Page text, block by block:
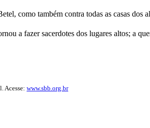
como também contra todas as casas dos
a fazer sacerdotes dos lugares altos; a
Acesse: www.sbb.org.br